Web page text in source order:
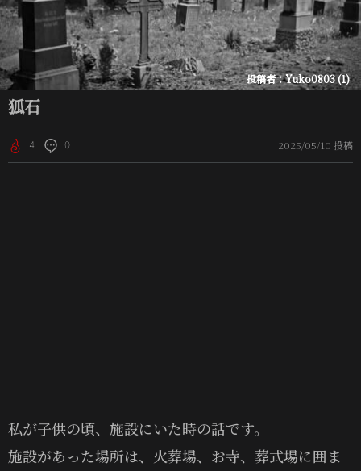
投稿者：Yuko0803 (1)
狐石
4 0 2025/05/10 投稿
私が子供の頃、施設にいた時の話です。
施設があった場所は、火葬場、お寺、葬式場に囲ま